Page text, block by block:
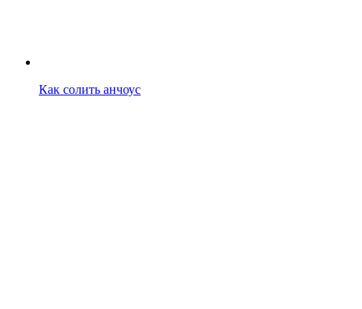
Как солить анчоус